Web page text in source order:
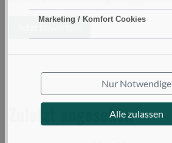
Marketing / Komfort Cookies
Nur Notwendige
Alle zulassen
Jetzt bewerten!
Zuletzt angesehen